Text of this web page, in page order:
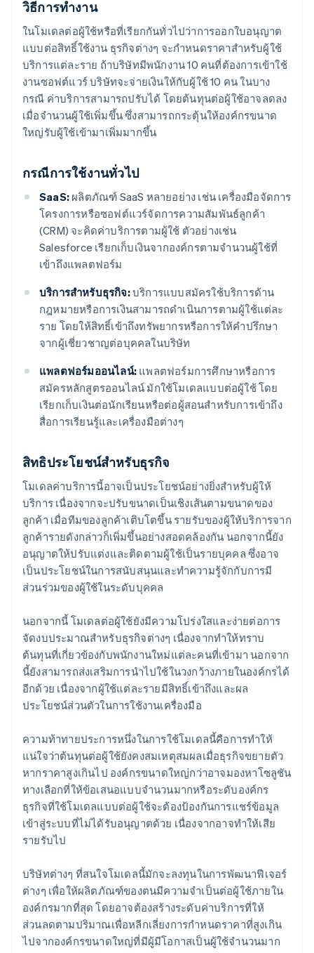
วิธีการทำงาน
ในโมเดลต่อผู้ใช้หรือที่เรียกกันทั่วไปว่าการออกใบอนุญาต
แบบต่อสิทธิ์ใช้งาน ธุรกิจต่างๆ จะกำหนดราคาสำหรับผู้ใช้
บริการแต่ละราย ถ้าบริษัทมีพนักงาน 10 คนที่ต้องการเข้าใช้
งานซอฟต์แวร์ บริษัทจะจ่ายเงินให้กับผู้ใช้ 10 คน ในบาง
กรณี ค่าบริการสามารถปรับได้ โดยต้นทุนต่อผู้ใช้อาจลดลง
เมื่อจำนวนผู้ใช้เพิ่มขึ้น ซึ่งสามารถกระตุ้นให้องค์กรขนาด
ใหญ่รับผู้ใช้เข้ามาเพิ่มมากขึ้น
กรณีการใช้งานทั่วไป
SaaS: ผลิตภัณฑ์ SaaS หลายอย่าง เช่น เครื่องมือจัดการ
โครงการหรือซอฟต์แวร์จัดการความสัมพันธ์ลูกค้า
(CRM) จะคิดค่าบริการตามผู้ใช้ ตัวอย่างเช่น
Salesforce เรียกเก็บเงินจากองค์กรตามจำนวนผู้ใช้ที่
เข้าถึงแพลตฟอร์ม
บริการสำหรับธุรกิจ:บริการแบบสมัครใช้บริการด้าน
กฎหมายหรือการเงินสามารถดำเนินการตามผู้ใช้แต่ละ
ราย โดยให้สิทธิ์เข้าถึงทรัพยากรหรือการให้คำปรึกษา
จากผู้เชี่ยวชาญต่อบุคคลในบริษัท
แพลตฟอร์มออนไลน์: แพลตฟอร์มการศึกษาหรือการ
สมัครหลักสูตรออนไลน์ มักใช้โมเดลแบบต่อผู้ใช้ โดย
เรียกเก็บเงินต่อนักเรียนหรือต่อผู้สอนสำหรับการเข้าถึง
สื่อการเรียนรู้และเครื่องมือต่างๆ
สิทธิประโยชน์สำหรับธุรกิจ
โมเดลค่าบริการนี้อาจเป็นประโยชน์อย่างยิ่งสำหรับผู้ให้
บริการ เนื่องจากจะปรับขนาดเป็นเชิงเส้นตามขนาดของ
ลูกค้า เมื่อทีมของลูกค้าเติบโตขึ้น รายรับของผู้ให้บริการจาก
ลูกค้ารายดังกล่าวก็เพิ่มขึ้นอย่างสอดคล้องกัน นอกจากนี้ยัง
อนุญาตให้ปรับแต่งและติดตามผู้ใช้เป็นรายบุคคล ซึ่งอาจ
เป็นประโยชน์ในการสนับสนุนและทำความรู้จักกับการมี
ส่วนร่วมของผู้ใช้ในระดับบุคคล
นอกจากนี้ โมเดลต่อผู้ใช้ยังมีความโปร่งใสและง่ายต่อการ
จัดงบประมาณสำหรับธุรกิจต่างๆ เนื่องจากทำให้ทราบ
ต้นทุนที่เกี่ยวข้องกับพนักงานใหม่แต่ละคนที่เข้ามา นอกจาก
นี้ยังสามารถส่งเสริมการนำไปใช้ในวงกว้างภายในองค์กรได้
อีกด้วย เนื่องจากผู้ใช้แต่ละรายมีสิทธิ์เข้าถึงและผล
ประโยชน์ส่วนตัวในการใช้งานเครื่องมือ
ความท้าทายประการหนึ่งในการใช้โมเดลนี้คือการทำให้
แน่ใจว่าต้นทุนต่อผู้ใช้ยังคงสมเหตุสมผลเมื่อธุรกิจขยายตัว
หากราคาสูงเกินไป องค์กรขนาดใหญ่กว่าอาจมองหาโซลูชัน
ทางเลือกที่ให้ข้อเสนอแบบจำนวนมากหรือระดับองค์กร
ธุรกิจที่ใช้โมเดลแบบต่อผู้ใช้จะต้องป้องกันการแชร์ข้อมูล
เข้าสู่ระบบที่ไม่ได้รับอนุญาตด้วย เนื่องจากอาจทำให้เสีย
รายรับไป
บริษัทต่างๆ ที่สนใจโมเดลนี้มักจะลงทุนในการพัฒนาฟีเจอร์
ต่างๆ เพื่อให้ผลิตภัณฑ์ของตนมีความจำเป็นต่อผู้ใช้ภายใน
องค์กรมากที่สุด โดยอาจต้องสร้างระดับค่าบริการที่ให้
ส่วนลดตามปริมาณเพื่อหลีกเลี่ยงการกำหนดราคาที่สูงเกิน
ไปจากองค์กรขนาดใหญ่ที่มีผู้มีโอกาสเป็นผู้ใช้จำนวนมาก